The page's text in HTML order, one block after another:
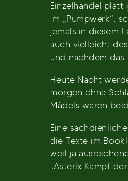
Einzelhandel platt
Im „Pumpwerk“,
jemals in diesem
auch vielleicht
und nachdem
Heute Nacht
morgen ohne
Mädels waren
Eine
die Texte im
weil ja
„Asterix Kampf